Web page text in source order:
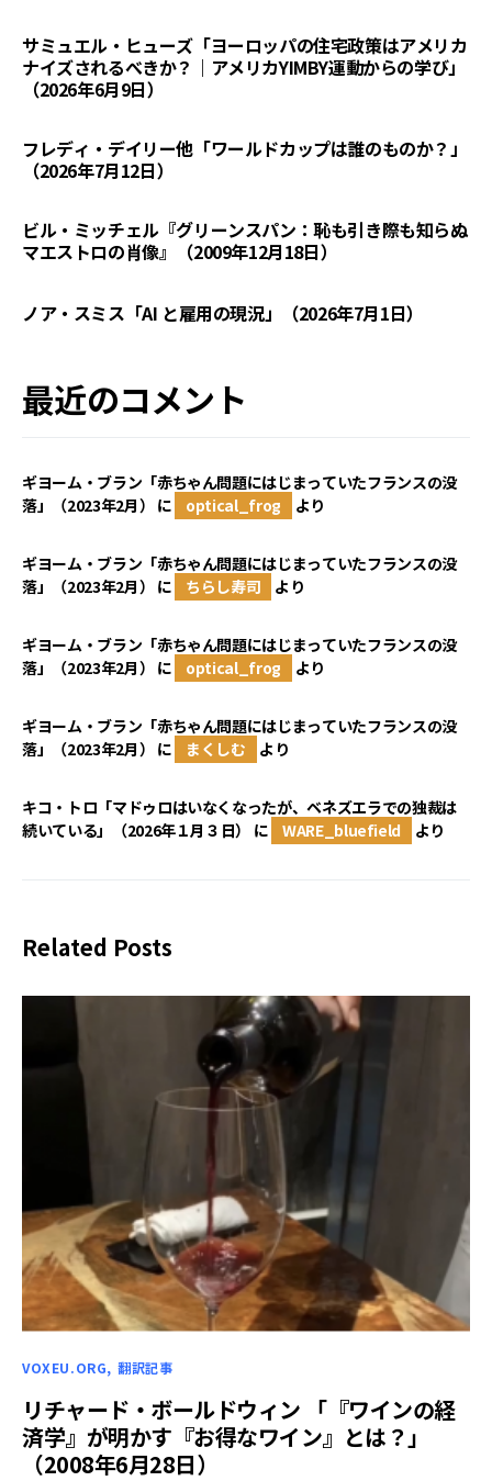
サミュエル・ヒューズ「ヨーロッパの住宅政策はアメリカ
ナイズされるべきか？｜アメリカYIMBY運動からの学び」
（2026年6月9日）
フレディ・デイリー他「ワールドカップは誰のものか？」
（2026年7月12日）
ビル・ミッチェル『グリーンスパン：恥も引き際も知らぬ
マエストロの肖像』（2009年12月18日）
ノア・スミス「AI と雇用の現況」（2026年7月1日）
最近のコメント
ギヨーム・ブラン「赤ちゃん問題にはじまっていたフランスの没
落」（2023年2月） に optical_frog より
ギヨーム・ブラン「赤ちゃん問題にはじまっていたフランスの没
落」（2023年2月） に ちらし寿司 より
ギヨーム・ブラン「赤ちゃん問題にはじまっていたフランスの没
落」（2023年2月） に optical_frog より
ギヨーム・ブラン「赤ちゃん問題にはじまっていたフランスの没
落」（2023年2月） に まくしむ より
キコ・トロ「マドゥロはいなくなったが、ベネズエラでの独裁は
続いている」（2026年１月３日）
に WARE_bluefield より
Related Posts
VOXEU.ORG 翻訳記事
リチャード・ボールドウィン 「『ワインの経
済学』が明かす『お得なワイン』とは？」
（2008年6月28日）